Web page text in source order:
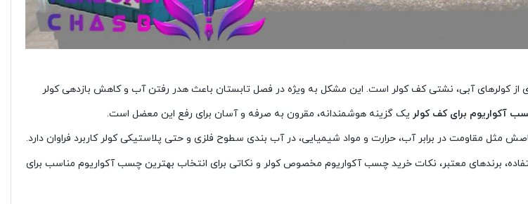
کولرهای آبی، نشتی کف کولر است. این مشکل به ویژه در فصل تابستان باعث هدر رفتن آب و کاهش بازدهی کولر
آکواریوم برای کف کولر یک گزینه هوشمندانه، مقرون به صرفه و آسان برای رفع این معضل است.
مثل مقاومت در برابر آب، حرارت و مواد شیمیایی، در آب بندی سطوح فلزی و حتی پلاستیکی کولر کاربرد فراوان دارد.
برندهای معتبر، نکات خرید چسب آکواریوم مخصوص کولر و نکاتی برای انتخاب بهترین چسب آکواریوم مناسب برای